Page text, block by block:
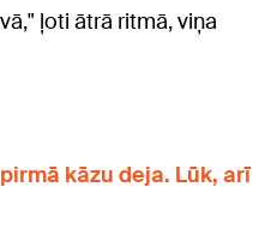
ļoti ātrā ritmā, viņa
kāzu deja. Lūk, arī